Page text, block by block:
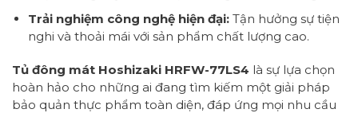
Trải nghiệm công nghệ hiện đại:Tận hưởng sự tiện
nghi và thoải mái với sản phẩm chất lượng cao.
Tủ đông mát Hoshizaki HRFW-77LS4 là sự lựa chọn
hoàn hảo cho những ai đang tìm kiếm một giải pháp
bảo quản thực phẩm toàn diện, đáp ứng mọi nhu cầu